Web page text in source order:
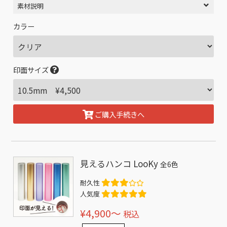
素材説明
カラー
印面サイズ
ご購入手続きへ
見えるハンコ LooKy全6色
耐久性
人気度
¥4,900〜 税込